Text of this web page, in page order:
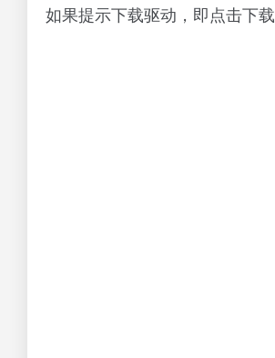
如果提示下载驱动，即点击下载